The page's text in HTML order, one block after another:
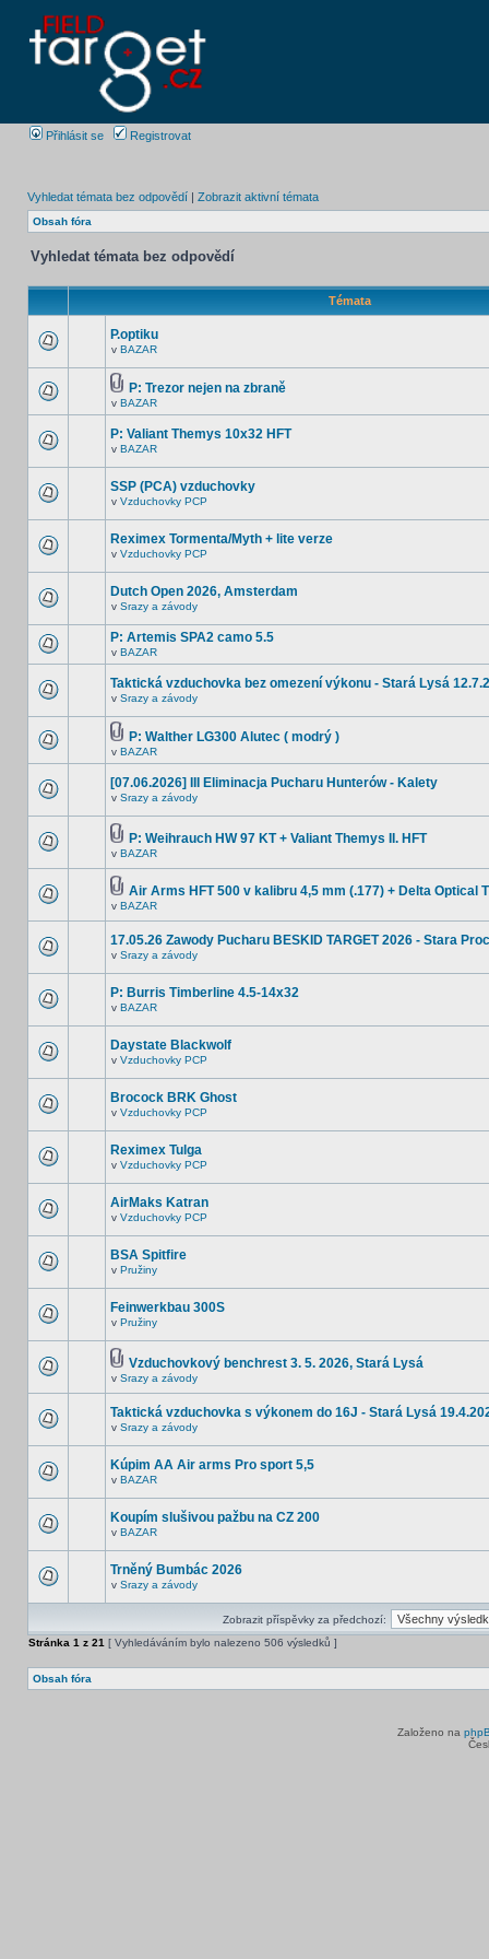
Přihlásit se Registrovat
Vyhledat témata bez odpovědí | Zobrazit aktivní témata
Obsah fóra
Vyhledat témata bez odpovědí
Témata
P.optiku
v BAZAR
P: Trezor nejen na zbraně
v BAZAR
P: Valiant Themys 10x32 HFT
v BAZAR
SSP (PCA) vzduchovky
v Vzduchovky PCP
Reximex Tormenta/Myth + lite verze
v Vzduchovky PCP
Dutch Open 2026, Amsterdam
v Srazy a závody
P: Artemis SPA2 camo 5.5
v BAZAR
Taktická vzduchovka bez omezení výkonu - Stará Lysá
v Srazy a závody
P: Walther LG300 Alutec ( modrý )
v BAZAR
[07.06.2026] III Eliminacja Pucharu Hunterów - Kalety
v Srazy a závody
P: Weihrauch HW 97 KT + Valiant Themys II. HFT
v BAZAR
Air Arms HFT 500 v kalibru 4,5 mm (.177) + Delta Optical
v BAZAR
17.05.26 Zawody Pucharu BESKID TARGET 2026 - Stara
v Srazy a závody
P: Burris Timberline 4.5-14x32
v BAZAR
Daystate Blackwolf
v Vzduchovky PCP
Brocock BRK Ghost
v Vzduchovky PCP
Reximex Tulga
v Vzduchovky PCP
AirMaks Katran
v Vzduchovky PCP
BSA Spitfire
v Pružiny
Feinwerkbau 300S
v Pružiny
Vzduchovkový benchrest 3. 5. 2026, Stará Lysá
v Srazy a závody
Taktická vzduchovka s výkonem do 16J - Stará Lysá
v Srazy a závody
Kúpim AA Air arms Pro sport 5,5
v BAZAR
Koupím slušivou pažbu na CZ 200
v BAZAR
Trněný Bumbác 2026
v Srazy a závody
Zobrazit příspěvky za předchozí:
Stránka 1 z 21 [ Vyhledáváním bylo nalezeno 506 výsledků ]
Obsah fóra
Založeno na